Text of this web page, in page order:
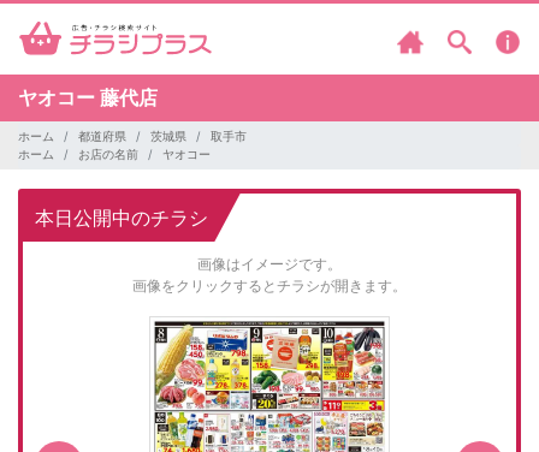
ヤオコー 藤代店
ホーム 都道府県 茨城県
取手市
ホーム
お店の名前 ヤオコー
本日公開中のチラシ
画像はイメージです。
画像をクリックするとチラシが開きます。